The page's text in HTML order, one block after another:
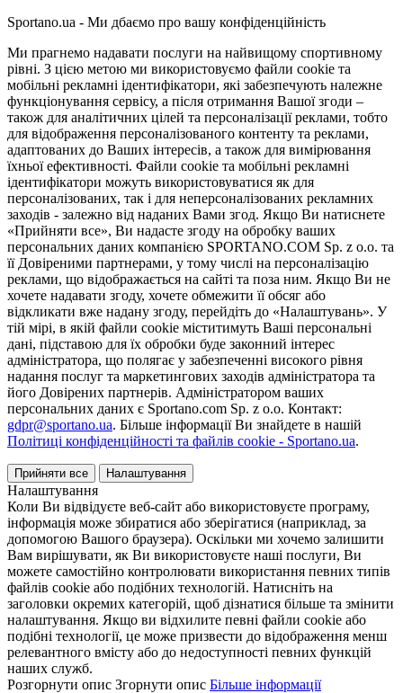
Sportano.ua - Ми дбаємо про вашу конфіденційність
Ми прагнемо надавати послуги на найвищому спортивному
рівні. З цією метою ми використовуємо файли cookie та
мобільні рекламні ідентифікатори, які забезпечують належне
функціонування сервісу, а після отримання Вашої згоди –
також для аналітичних цілей та персоналізації реклами, тобто
для відображення персоналізованого контенту та реклами,
адаптованих до Ваших інтересів, а також для вимірювання
їхньої ефективності. Файли cookie та мобільні рекламні
ідентифікатори можуть використовуватися як для
персоналізованих, так і для неперсоналізованих рекламних
заходів - залежно від наданих Вами згод. Якщо Ви натиснете
«Прийняти все», Ви надасте згоду на обробку ваших
персональних даних компанією SPORTANO.COM Sp. z o.o. та
її Довіреними партнерами, у тому числі на персоналізацію
реклами, що відображається на сайті та поза ним. Якщо Ви не
хочете надавати згоду, хочете обмежити її обсяг або
відкликати вже надану згоду, перейдіть до «Налаштувань». У
тій мірі, в якій файли cookie міститимуть Ваші персональні
дані, підставою для їх обробки буде законний інтерес
адміністратора, що полягає у забезпеченні високого рівня
надання послуг та маркетингових заходів адміністратора та
його Довірених партнерів. Адміністратором ваших
персональних даних є Sportano.com Sp. z o.o. Контакт:
gdpr@sportano.ua. Більше інформації Ви знайдете в нашій
Політиці конфіденційності та файлів cookie - Sportano.ua.
Прийняти все Налаштування
Налаштування
Коли Ви відвідуєте веб-сайт або використовуєте програму,
інформація може збиратися або зберігатися (наприклад, за
допомогою Вашого браузера). Оскільки ми хочемо залишити
Вам вирішувати, як Ви використовуєте наші послуги, Ви
можете самостійно контролювати використання певних типів
файлів cookie або подібних технологій. Натисніть на
заголовки окремих категорій, щоб дізнатися більше та змінити
налаштування. Якщо ви відхилите певні файли cookie або
подібні технології, це може призвести до відображення менш
релевантного вмісту або до недоступності певних функцій
наших служб.
Розгорнути опис Згорнути опис Більше інформації